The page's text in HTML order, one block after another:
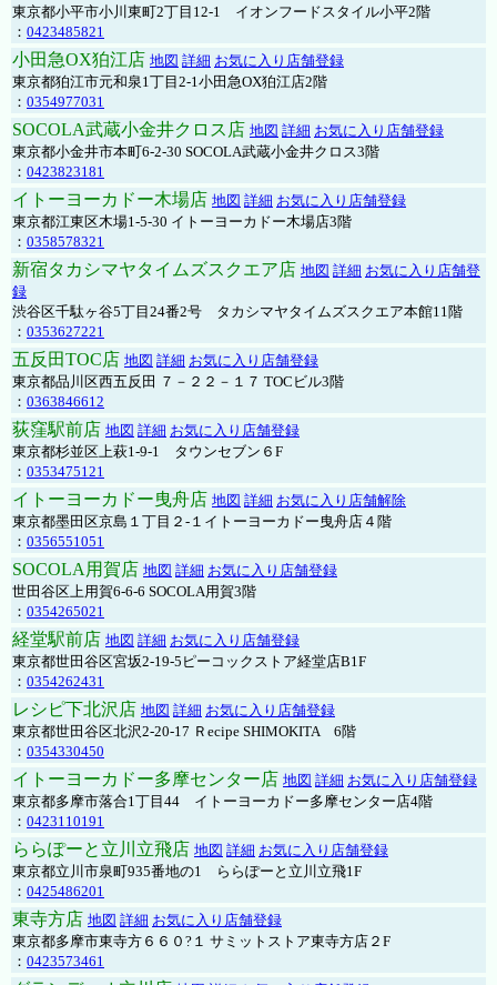
東京都小平市小川東町2丁目12-1 イオンフードスタイル小平2階
： 0423485821
小田急OX狛江店 地図 詳細 お気に入り店舗登録
東京都狛江市元和泉1丁目2-1小田急OX狛江店2階
： 0354977031
SOCOLA武蔵小金井クロス店 地図 詳細 お気に入り店舗登録
東京都小金井市本町6-2-30 SOCOLA武蔵小金井クロス3階
： 0423823181
イトーヨーカドー木場店 地図 詳細 お気に入り店舗登録
東京都江東区木場1-5-30 イトーヨーカドー木場店3階
： 0358578321
新宿タカシマヤタイムズスクエア店 地図 詳細 お気に入り店舗登
録
渋谷区千駄ヶ谷5丁目24番2号 タカシマヤタイムズスクエア本館11階
： 0353627221
五反田TOC店 地図 詳細 お気に入り店舗登録
東京都品川区西五反田 ７－２２－１７ TOCビル3階
： 0363846612
荻窪駅前店 地図 詳細 お気に入り店舗登録
東京都杉並区上萩1-9-1 タウンセブン６F
： 0353475121
イトーヨーカドー曳舟店 地図 詳細 お気に入り店舗解除
東京都墨田区京島１丁目２-１イトーヨーカドー曳舟店４階
： 0356551051
SOCOLA用賀店 地図 詳細 お気に入り店舗登録
世田谷区上用賀6-6-6 SOCOLA用賀3階
： 0354265021
経堂駅前店 地図 詳細 お気に入り店舗登録
東京都世田谷区宮坂2-19-5ピーコックストア経堂店B1F
： 0354262431
レシピ下北沢店 地図 詳細 お気に入り店舗登録
東京都世田谷区北沢2-20-17 Ｒecipe SHIMOKITA 6階
： 0354330450
イトーヨーカドー多摩センター店 地図 詳細 お気に入り店舗登録
東京都多摩市落合1丁目44 イトーヨーカドー多摩センター店4階
： 0423110191
ららぽーと立川立飛店 地図 詳細 お気に入り店舗登録
東京都立川市泉町935番地の1 ららぽーと立川立飛1F
： 0425486201
東寺方店 地図 詳細 お気に入り店舗登録
東京都多摩市東寺方６６０?１ サミットストア東寺方店２F
： 0423573461